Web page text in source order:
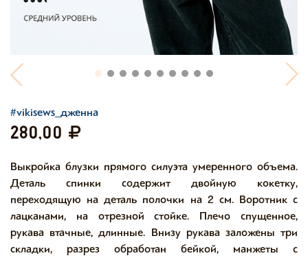
#vikisews_дженна
280,00
Выкройка блузки прямого силуэта умеренного объема.
Деталь спинки содержит двойную кокетку,
переходящую на деталь полочки на 2 см. Воротник с
лацканами, на отрезной стойке. Плечо спущенное,
рукава втачные, длинные. Внизу рукава заложены три
складки, разрез обработан бейкой, манжеты с